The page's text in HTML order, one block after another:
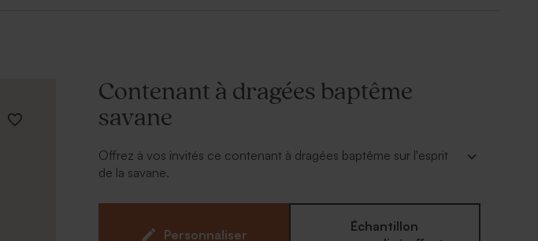
Contenant à dragées baptême
savane
Offrez à vos invités ce contenant à dragées baptême sur l'esprit
de la savane.
PolicePersonnaliser
Échantillon